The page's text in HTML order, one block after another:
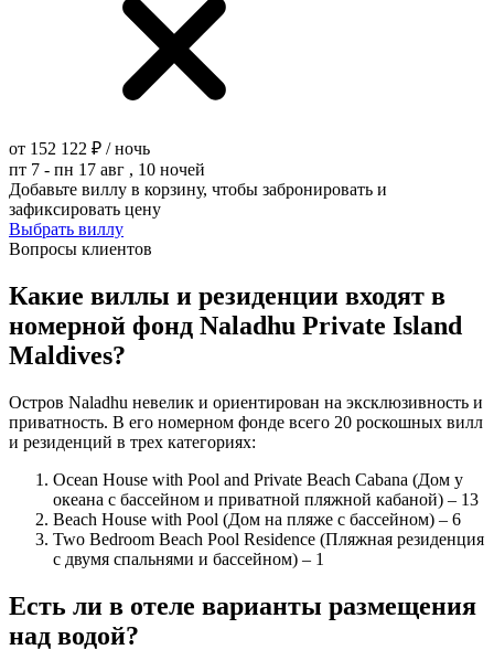
от 152 122 ₽ / ночь
пт 7 - пн 17 авг , 10 ночей
Добавьте виллу в корзину, чтобы забронировать и
зафиксировать цену
Выбрать виллу
Вопросы клиентов
Какие виллы и резиденции входят в
номерной фонд Naladhu Private Island
Maldives?
Остров Naladhu невелик и ориентирован на эксклюзивность и
приватность. В его номерном фонде всего 20 роскошных вилл
и резиденций в трех категориях:
Ocean House with Pool and Private Beach Cabana (Дом у
океана с бассейном и приватной пляжной кабаной) – 13
Beach House with Pool (Дом на пляже с бассейном) – 6
Two Bedroom Beach Pool Residence (Пляжная резиденция
с двумя спальнями и бассейном) – 1
Есть ли в отеле варианты размещения
над водой?